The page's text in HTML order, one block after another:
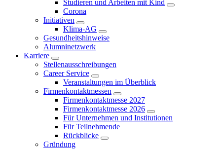
Studieren und Arbeiten mit Kind
Corona
Initiativen
Klima-AG
Gesundheitshinweise
Alumninetzwerk
Karriere
Stellenausschreibungen
Career Service
Veranstaltungen im Überblick
Firmenkontaktmessen
Firmenkontaktmesse 2027
Firmenkontaktmesse 2026
Für Unternehmen und Institutionen
Für Teilnehmende
Rückblicke
Gründung